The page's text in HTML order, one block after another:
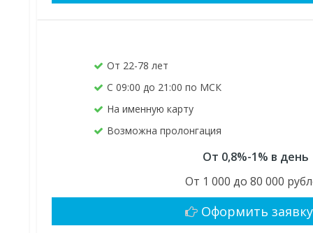
От 22-78 лет
С 09:00 до 21:00 по МСК
На именную карту
Возможна пролонгация
От 0,8%-1% в день
От 1 000 до 80 000
Оформить заявку